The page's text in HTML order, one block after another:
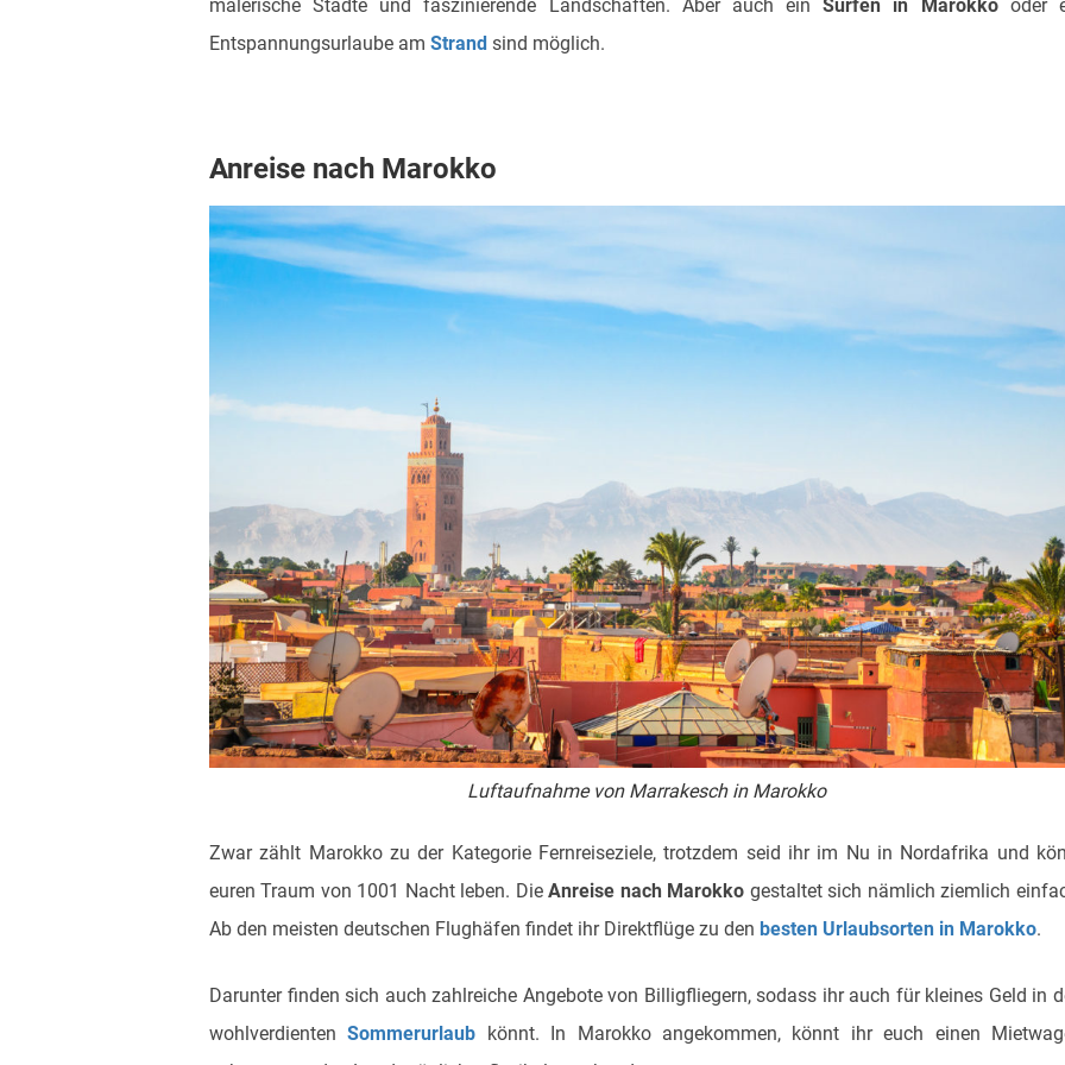
malerische Städte und faszinierende Landschaften. Aber auch einSurfen in Marokkooder
Entspannungsurlaube am Strand sind möglich.
Anreise nach Marokko
Luftaufnahme von Marrakesch in Marokko
Zwar zählt Marokko zu der Kategorie Fernreiseziele, trotzdem seid ihr im Nu in Nordafrika und
euren Traum von 1001 Nacht leben. DieAnreise nach Marokko gestaltet sich nämlich ziemlich
Ab den meisten deutschen Flughäfen findet ihr Direktflüge zu den besten Urlaubsorten in Marokko.
Darunter finden sich auch zahlreiche Angebote von Billigfliegern, sodass ihr auch für kleines Geld in
wohlverdientenSommerurlaub könnt. In Marokko angekommen, könnt ihr euch einen